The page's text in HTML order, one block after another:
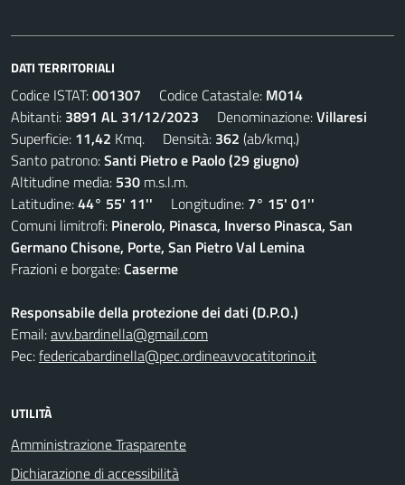
DATI TERRITORIALI
Codice ISTAT:001307 Codice Catastale: M014
Abitanti: 3891 AL 31/12/2023 Denominazione:Villaresi
Superficie: 11,42 Kmq. Densità: 362 (ab/kmq.)
Santo patrono:Santi Pietro e Paolo (29 giugno)
Altitudine media: 530 m.s.l.m.
Latitudine:44° 55' 11'' Longitudine: 7° 15' 01''
Comuni limitrofi: Pinerolo, Pinasca, Inverso Pinasca, San
Germano Chisone, Porte, San Pietro Val Lemina
Frazioni e borgate:Caserme
Responsabile della protezione dei dati (D.P.O.)
Email:avv.bardinella@gmail.com
Pec:federicabardinella@pec.ordineavvocatitorino.it
UTILITÀ
Amministrazione Trasparente
Dichiarazione di accessibilità